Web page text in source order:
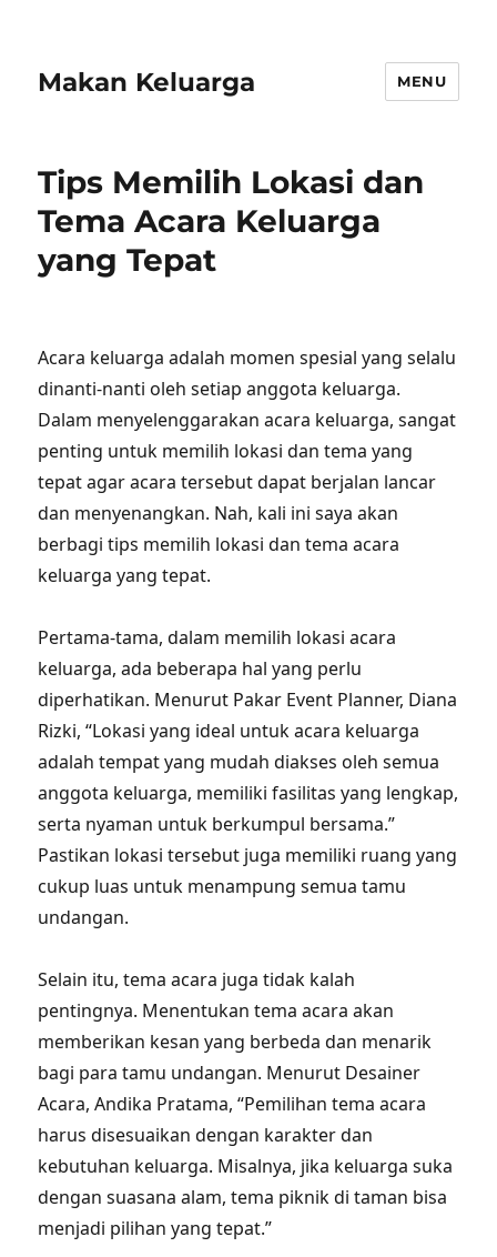
Makan Keluarga MENU
Tips Memilih Lokasi dan
Tema Acara Keluarga
yang Tepat
Acara keluarga adalah momen spesial yang selalu
dinanti-nanti oleh setiap anggota keluarga.
Dalam menyelenggarakan acara keluarga, sangat
penting untuk memilih lokasi dan tema yang
tepat agar acara tersebut dapat berjalan lancar
dan menyenangkan. Nah, kali ini saya akan
berbagi tips memilih lokasi dan tema acara
keluarga yang tepat.
Pertama-tama, dalam memilih lokasi acara
keluarga, ada beberapa hal yang perlu
diperhatikan. Menurut Pakar Event Planner, Diana
Rizki, “Lokasi yang ideal untuk acara keluarga
adalah tempat yang mudah diakses oleh semua
anggota keluarga, memiliki fasilitas yang lengkap,
serta nyaman untuk berkumpul bersama.”
Pastikan lokasi tersebut juga memiliki ruang yang
cukup luas untuk menampung semua tamu
undangan.
Selain itu, tema acara juga tidak kalah
pentingnya. Menentukan tema acara akan
memberikan kesan yang berbeda dan menarik
bagi para tamu undangan. Menurut Desainer
Acara, Andika Pratama, “Pemilihan tema acara
harus disesuaikan dengan karakter dan
kebutuhan keluarga. Misalnya, jika keluarga suka
dengan suasana alam, tema piknik di taman bisa
menjadi pilihan yang tepat.”